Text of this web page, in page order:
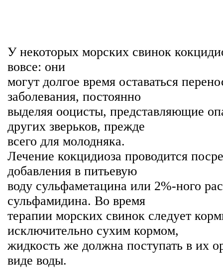
У некоторых морских свинок
вовсе: они
могут долгое время оставаться
заболевания, постоянно
выделяя ооцисты, представляющие
других зверьков, прежде
всего для молодняка.
Лечение кокцидиоза проводится
добавления в питьевую
воду сульфаметацина или 2%-ного
сульфамидина. Во время
терапии морских свинок следует
исключительно сухим кормом,
жидкость же должна поступать в их
виде воды.